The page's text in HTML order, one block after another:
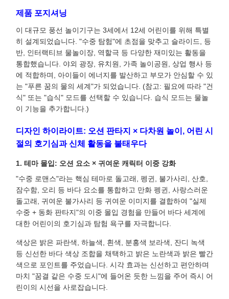
제품 포지셔닝
이 대규모 풍선 놀이기구는 3세에서 12세 어린이를 위해 특별
히 설계되었습니다. "수중 탐험"에 초점을 맞추고 슬라이드, 등
반, 인터랙티브 물놀이장, 역할극 등 다양한 재미있는 활동을
통합했습니다. 야외 광장, 유치원, 가족 놀이공원, 상업 행사 등
에 적합하며, 아이들이 에너지를 발산하고 부모가 안심할 수 있
는 "푸른 꿈의 물의 세계"가 되었습니다. (참고: 필요에 따라 "건
식" 또는 "습식" 모드를 선택할 수 있습니다. 습식 모드는 물놀
이 기능을 추가합니다.)
디자인 하이라이트: 오션 판타지 × 다차원 놀이, 어린 시
절의 호기심과 신체 활동을 불태우다
1. 테마 몰입: 오션 요소 × 귀여운 캐릭터 이중 강화
"수중 로맨스"라는 핵심 테마로 돌고래, 펭귄, 불가사리, 산호,
잠수함, 오리 등 바다 요소를 통합하고 만화 펭귄, 사랑스러운
돌고래, 귀여운 불가사리 등 귀여운 이미지를 결합하여 "실제
수중 + 동화 판타지"의 이중 몰입 경험을 만들어 바다 세계에
대한 어린이의 호기심과 탐험 욕구를 자극합니다.
색상은 밝은 파란색, 하늘색, 흰색, 분홍색 보라색, 잔디 녹색
등 신선한 바다 색상 조합을 채택하고 밝은 노란색과 밝은 빨간
색으로 포인트를 주었습니다. 시각 효과는 신선하고 편안하며
마치 "꿈결 같은 수중 도시"에 들어온 듯한 느낌을 주어 즉시 어
린이의 시선을 사로잡습니다.